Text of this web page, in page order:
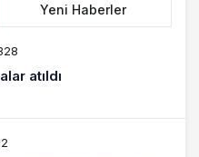
Yeni Haberler
atıldı